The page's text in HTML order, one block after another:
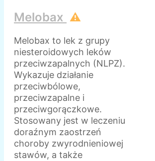
Melobax ⚠️
Melobax to lek z grupy
niesteroidowych leków
przeciwzapalnych (NLPZ).
Wykazuje działanie
przeciwbólowe,
przeciwzapalne i
przeciwgorączkowe.
Stosowany jest w leczeniu
doraźnym zaostrzeń
choroby zwyrodnieniowej
stawów, a także